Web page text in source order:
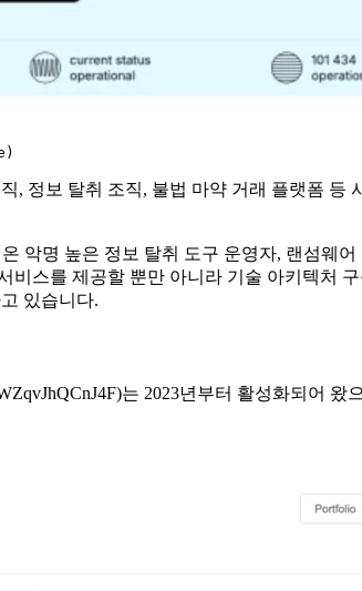
, 정보 탈취 조직, 불법 마약 거래 플랫폼 등
악명 높은 정보 탈취 도구 운영자, 랜섬웨
비스를 제공할 뿐만 아니라 기술 아키텍처
있습니다.
는 2023년부터 활성화되어 왔